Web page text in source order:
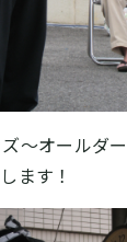
～オールダ
ます！